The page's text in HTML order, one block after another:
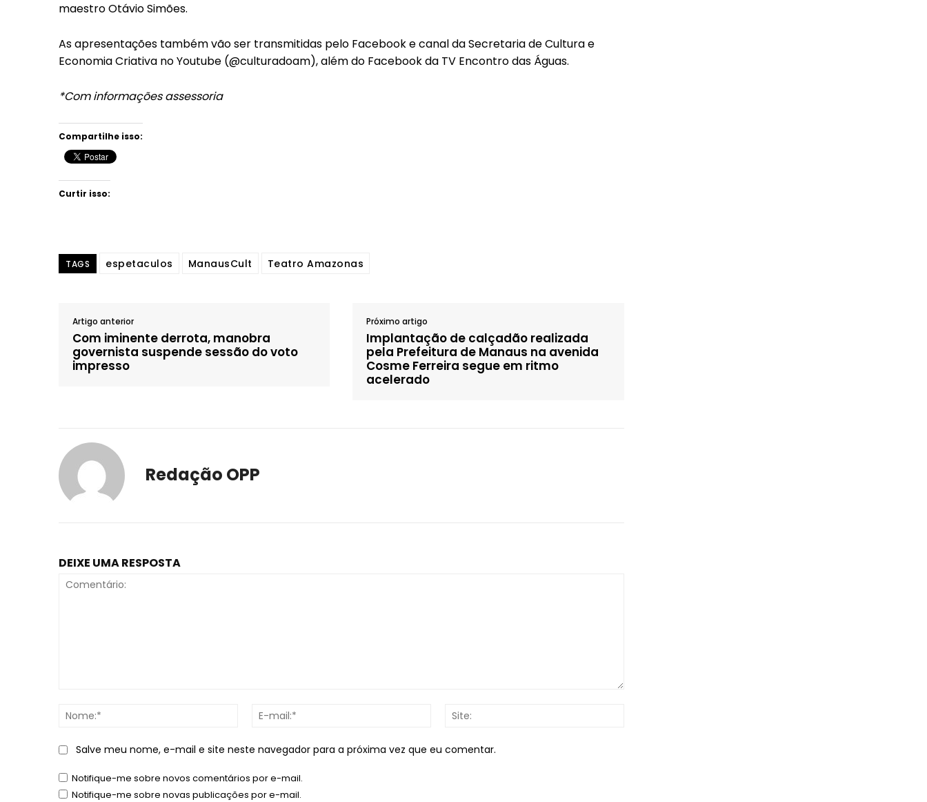
maestro Otávio Simões.
As apresentações também vão ser transmitidas pelo Facebook e canal da Secretaria de Cultura e
Economia Criativa no Youtube (@culturadoam), além do Facebook da TV Encontro das Águas.
*Com informações assessoria
Compartilhe isso:
Curtir isso:
TAGS espetaculos ManausCult Teatro Amazonas
Artigo anterior
Com iminente derrota, manobra
governista suspende sessão do voto
impresso
Próximo artigo
Implantação de calçadão realizada
pela Prefeitura de Manaus na avenida
Cosme Ferreira segue em ritmo
acelerado
Redação OPP
DEIXE UMA RESPOSTA
Nome:*
Salve meu nome, e-mail e site neste navegador para a próxima vez que eu comentar.
Notifique-me sobre novos comentários por e-mail.
Notifique-me sobre novas publicações por e-mail.